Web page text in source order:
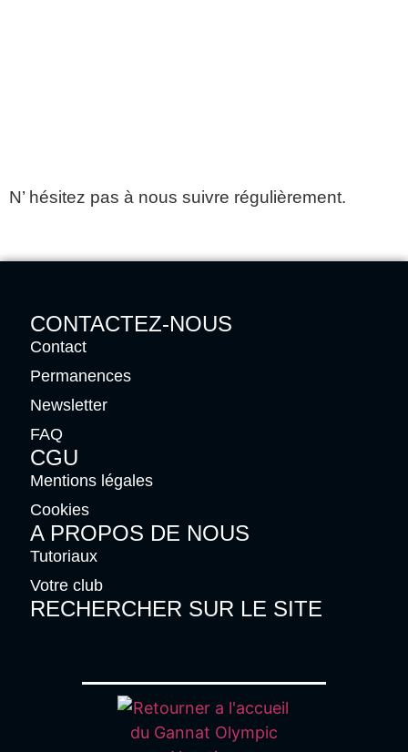
N’ hésitez pas à nous suivre régulièrement.
CONTACTEZ-NOUS
Contact
Permanences
Newsletter
FAQ
CGU
Mentions légales
Cookies
A PROPOS DE NOUS
Tutoriaux
Votre club
RECHERCHER SUR LE SITE